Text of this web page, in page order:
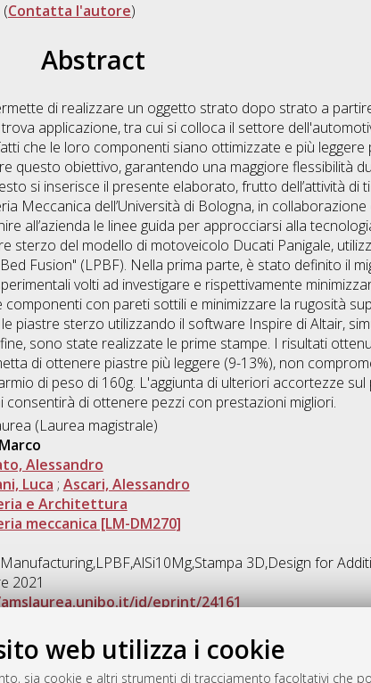
web utilizza i cookie
sia cookie e altri strumenti di tracciamento facoltativi che
Contatta l'autore)
Abstract
di realizzare un oggetto strato dopo strato a
applicazione, tra cui si colloca il settore
che le loro componenti siano ottimizzate e più leggere
questo obiettivo, garantendo una maggiore flessibilità
si inserisce il presente elaborato, frutto dell’attività di
Meccanica dell’Università di Bologna, in
all’azienda le linee guida per approcciarsi alla
sterzo del modello di motoveicolo Ducati Panigale,
Fusion" (LPBF). Nella prima parte, è stato definito il
volti ad investigare e rispettivamente
con pareti sottili e minimizzare la rugosità
piastre sterzo utilizzando il software Inspire di Altair,
sono state realizzate le prime stampe. I risultati
di ottenere piastre più leggere (9-13%), non
di peso di 160g. L'aggiunta di ulteriori accortezze
di ottenere pezzi con prestazioni migliori.
(Laurea magistrale)
Alessandro
Luca ; Ascari, Alessandro
e Architettura
meccanica [LM-DM270]
3D,Design for
2021
id/eprint/24161
Gestione del documento: